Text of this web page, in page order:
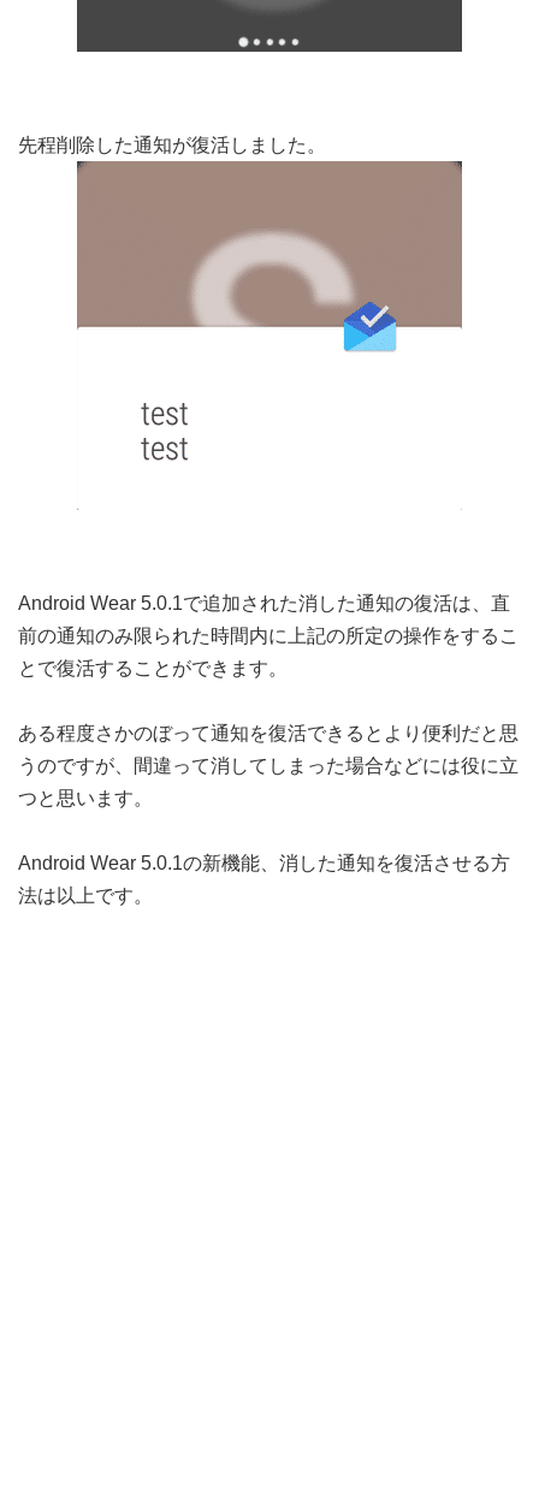
先程削除した通知が復活しました。
Android Wear 5.0.1で追加された消した通知の復活は、直
前の通知のみ限られた時間内に上記の所定の操作をするこ
とで復活することができます。
ある程度さかのぼって通知を復活できるとより便利だと思
うのですが、間違って消してしまった場合などには役に立
つと思います。
Android Wear 5.0.1の新機能、消した通知を復活させる方
法は以上です。